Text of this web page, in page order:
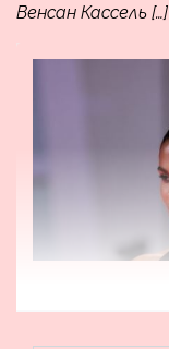
Венсан Кассель […]